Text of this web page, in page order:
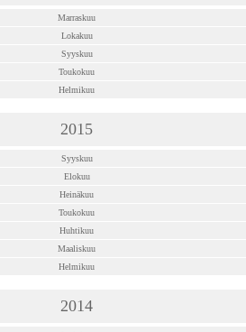
Marraskuu
Lokakuu
Syyskuu
Toukokuu
Helmikuu
2015
Syyskuu
Elokuu
Heinäkuu
Toukokuu
Huhtikuu
Maaliskuu
Helmikuu
2014